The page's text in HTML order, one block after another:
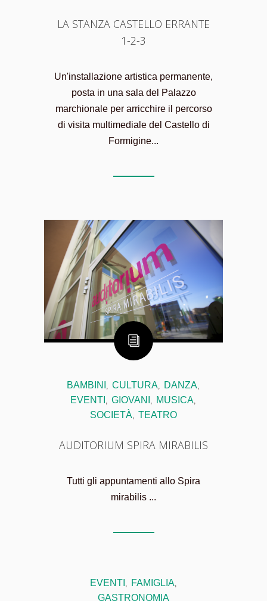
LA STANZA CASTELLO ERRANTE
1-2-3
Un'installazione artistica permanente,
posta in una sala del Palazzo
marchionale per arricchire il percorso
di visita multimediale del Castello di
Formigine...
BAMBINI , CULTURA, DANZA,
EVENTI , GIOVANI , MUSICA,
SOCIETÀ, TEATRO
AUDITORIUM SPIRA MIRABILIS
Tutti gli appuntamenti allo Spira
mirabilis ...
EVENTI , FAMIGLIA,
GASTRONOMIA